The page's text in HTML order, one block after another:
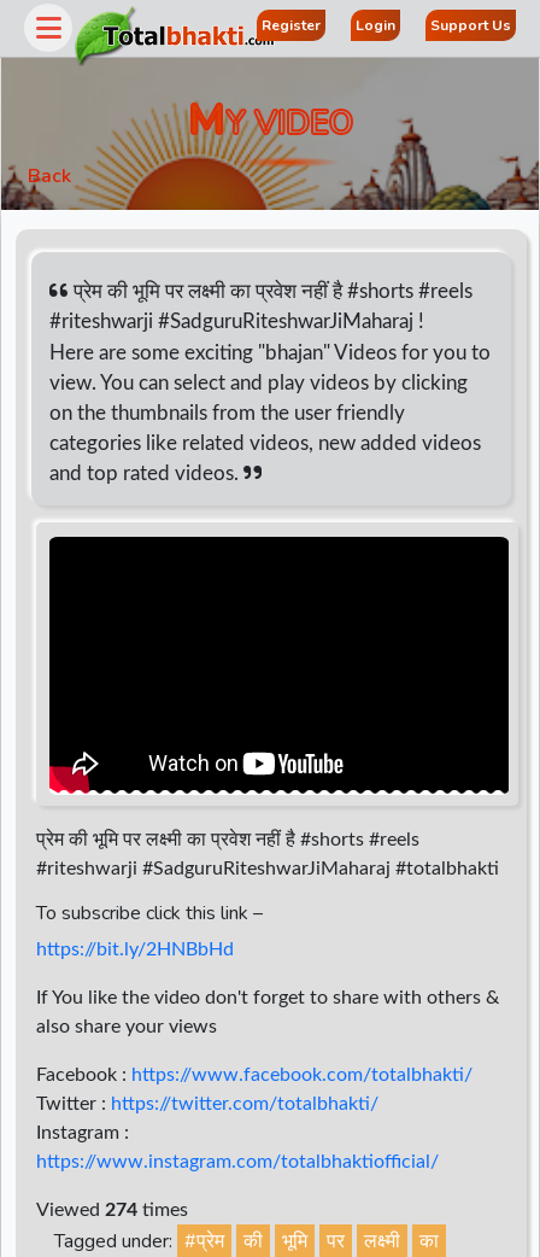
Register Login Support Us
MY VIDEO
Back
प्रेम की भूमि पर लक्ष्मी का प्रवेश नहीं है #shorts #reels
#riteshwarji #SadguruRiteshwarJiMaharaj !
Here are some exciting "bhajan" Videos for you to
view. You can select and play videos by clicking
on the thumbnails from the user friendly
categories like related videos, new added videos
and top rated videos.
प्रेम की भूमि पर लक्ष्मी का प्रवेश नहीं है #shorts #reels
#riteshwarji #SadguruRiteshwarJiMaharaj #totalbhakti
To subscribe click this link –
https://bit.ly/2HNBbHd
If You like the video don't forget to share with others &
also share your views
Facebook : https://www.facebook.com/totalbhakti/
Twitter : https://twitter.com/totalbhakti/
Instagram :
https://www.instagram.com/totalbhaktiofficial/
Viewed 274 times
Tagged under: #प्रेम की भूमि पर लक्ष्मी
का